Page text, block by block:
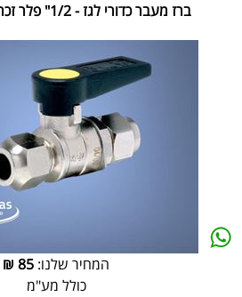
ברז מעבר כדורי לגז - 1/2" פלר זכר X פלר זכר 1/2"
המחיר שלנו: 85
₪
כולל מע"מ